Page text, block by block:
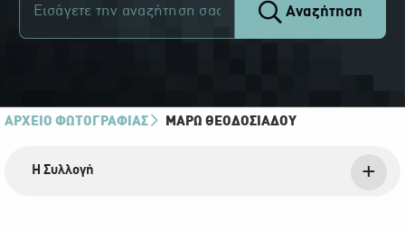
Αναζήτηση
ΑΡΧΕΙΟ ΦΩΤΟΓΡΑΦΙΑΣ ΜΆΡΩ ΘΕΟΔΟΣΙΆΔΟΥ
Η Συλλογή